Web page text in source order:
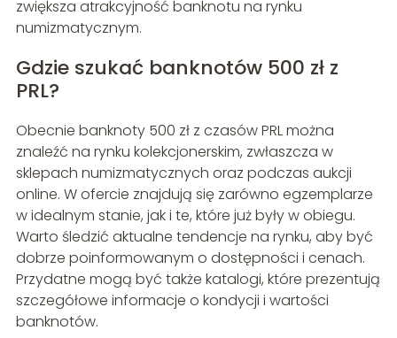
zwiększa atrakcyjność banknotu na rynku
numizmatycznym.
Gdzie szukać banknotów 500 zł z
PRL?
Obecnie banknoty 500 zł z czasów PRL można
znaleźć na rynku kolekcjonerskim, zwłaszcza w
sklepach numizmatycznych oraz podczas aukcji
online. W ofercie znajdują się zarówno egzemplarze
w idealnym stanie, jak i te, które już były w obiegu.
Warto śledzić aktualne tendencje na rynku, aby być
dobrze poinformowanym o dostępności i cenach.
Przydatne mogą być także katalogi, które prezentują
szczegółowe informacje o kondycji i wartości
banknotów.